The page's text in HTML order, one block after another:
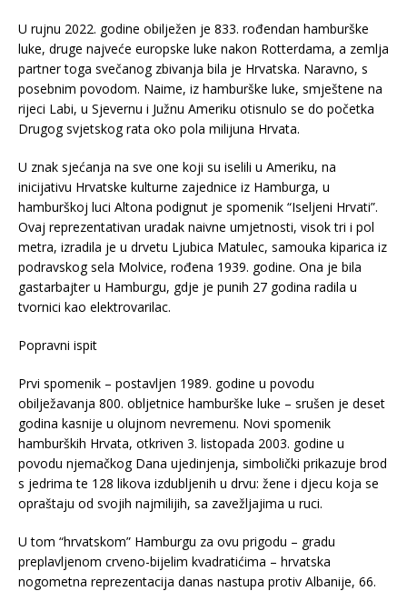
U rujnu 2022. godine obilježen je 833. rođendan hamburške
luke, druge najveće europske luke nakon Rotterdama, a zemlja
partner toga svečanog zbivanja bila je Hrvatska. Naravno, s
posebnim povodom. Naime, iz hamburške luke, smještene na
rijeci Labi, u Sjevernu i Južnu Ameriku otisnulo se do početka
Drugog svjetskog rata oko pola milijuna Hrvata.
U znak sjećanja na sve one koji su iselili u Ameriku, na
inicijativu Hrvatske kulturne zajednice iz Hamburga, u
hamburškoj luci Altona podignut je spomenik “Iseljeni Hrvati”.
Ovaj reprezentativan uradak naivne umjetnosti, visok tri i pol
metra, izradila je u drvetu Ljubica Matulec, samouka kiparica iz
podravskog sela Molvice, rođena 1939. godine. Ona je bila
gastarbajter u Hamburgu, gdje je punih 27 godina radila u
tvornici kao elektrovarilac.
Popravni ispit
Prvi spomenik – postavljen 1989. godine u povodu
obilježavanja 800. obljetnice hamburške luke – srušen je deset
godina kasnije u olujnom nevremenu. Novi spomenik
hamburških Hrvata, otkriven 3. listopada 2003. godine u
povodu njemačkog Dana ujedinjenja, simbolički prikazuje brod
s jedrima te 128 likova izdubljenih u drvu: žene i djecu koja se
opraštaju od svojih najmilijih, sa zavežljajima u ruci.
U tom “hrvatskom” Hamburgu za ovu prigodu – gradu
preplavljenom crveno-bijelim kvadratićima – hrvatska
nogometna reprezentacija danas nastupa protiv Albanije, 66.